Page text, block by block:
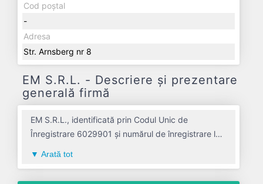
Cod poștal
-
Adresa
Str. Arnsberg nr 8
EM S.R.L. - Descriere și prezentare
generală firmă
EM S.R.L., identificată prin Codul Unic de
Înregistrare 6029901 și numărul de înregistrare la
Arată tot